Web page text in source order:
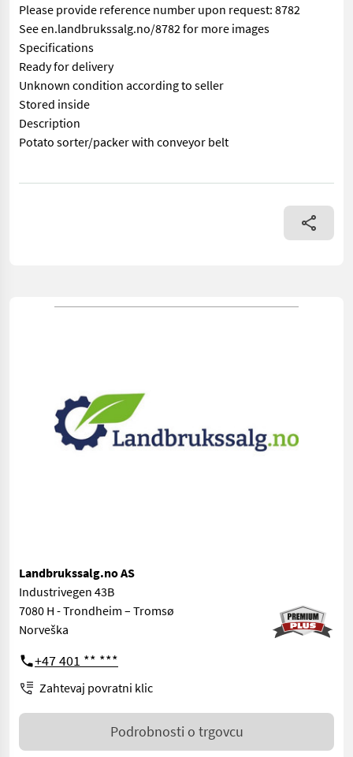
Please provide reference number upon request: 8782
See en.landbrukssalg.no/8782 for more images
Specifications
Ready for delivery
Unknown condition according to seller
Stored inside
Description
Potato sorter/packer with conveyor belt
== Mer informasjon (NO) == mascus_category:
Landbrukssalg.no AS
Industrivegen 43B
7080 H - Trondheim – Tromsø
Norveška
+47 401 ** ***
Zahtevaj povratni klic
Podrobnosti o trgovcu